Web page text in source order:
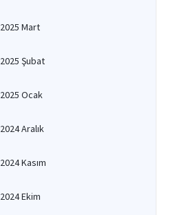
2025 Mart
2025 Şubat
2025 Ocak
2024 Aralık
2024 Kasım
2024 Ekim